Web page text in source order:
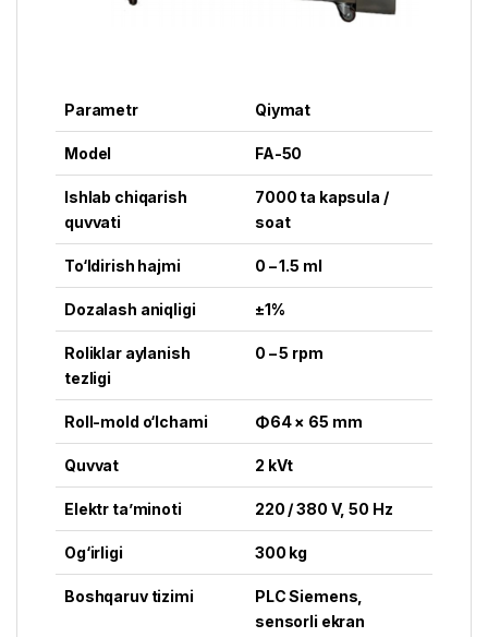
Parametr Qiymat
Model FA-50
Ishlab chiqarish
quvvati
7000 ta kapsula /
soat
To‘ldirish hajmi 0 – 1.5 ml
Dozalash aniqligi ±1%
Roliklar aylanish
tezligi
0 – 5 rpm
Roll-mold o‘lchami Φ64 × 65 mm
Quvvat 2 kVt
Elektr ta’minoti 220 / 380 V, 50 Hz
Og‘irligi 300 kg
Boshqaruv tizimi
PLC Siemens,
sensorli ekran